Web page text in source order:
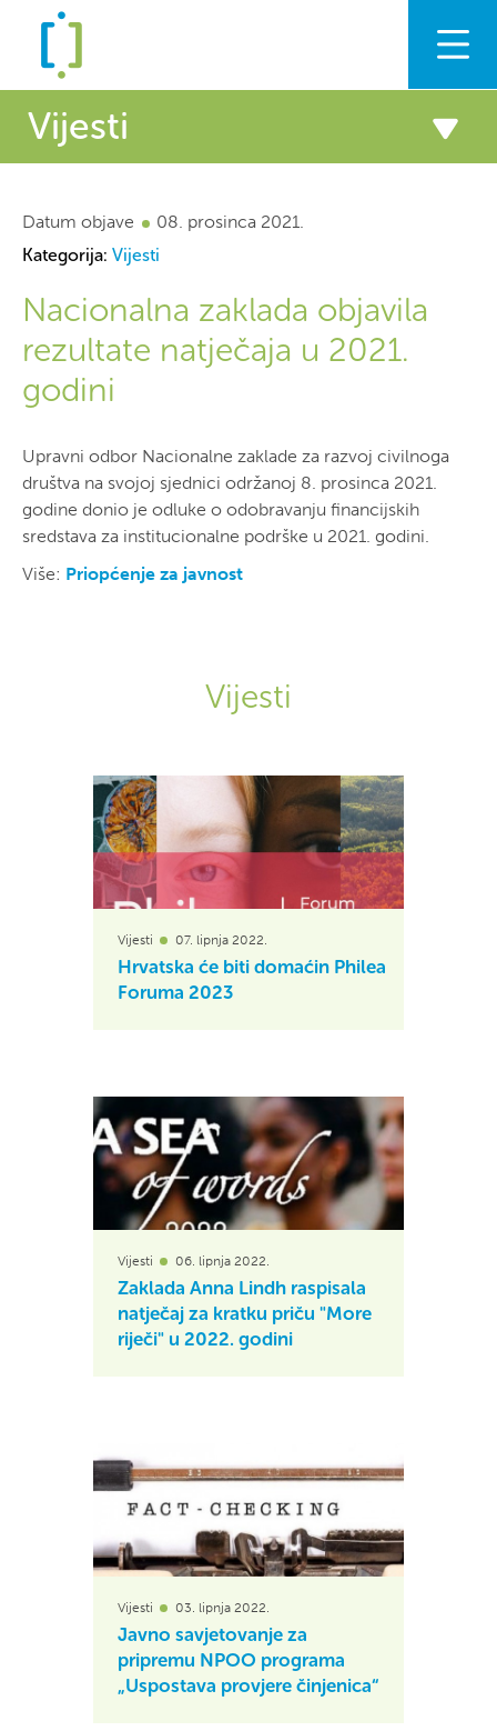
Zaklada
Podrška
Vijesti
Hrvatski
natječaja u 2021. godini
Vijesti
Vijesti
Priopćenja
Civilno društvo i EU
Datum objave
08. prosinca 2021.
Kategorija: Vijesti
Nacionalna zaklada objavila
rezultate natječaja u 2021.
godini
Upravni odbor Nacionalne zaklade za razvoj civilnoga
društva na svojoj sjednici održanoj 8. prosinca 2021.
godine donio je odluke o odobravanju financijskih
sredstava za institucionalne podrške u 2021. godini.
Više: Priopćenje za javnost
Vijesti
Vijesti 07. lipnja 2022.
Hrvatska će biti domaćin Philea
Foruma 2023
Vijesti 06. lipnja 2022.
Zaklada Anna Lindh raspisala
natječaj za kratku priču "More
riječi" u 2022. godini
Vijesti 03. lipnja 2022.
Javno savjetovanje za
pripremu NPOO programa
„Uspostava provjere činjenica“